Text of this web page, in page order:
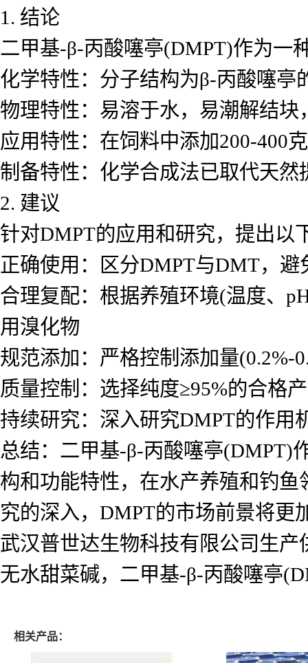
1. 结论
二甲基-β-丙酸噻亭(DMPT)作为一
化学特性：分子结构为β-丙酸噻
物理特性：易溶于水，易潮解结
应用特性：在饲料中添加200-400
制备特性：化学合成法已取代天
2. 建议
针对DMPT的应用和研究，提出以
正确使用：区分DMPT与DMT，
合理复配：根据养殖环境(温度、
用溴化物
规范添加：严格控制添加量(0.2%-
质量控制：选择纯度≥95%的合格
持续研究：深入研究DMPT的作用
总结：二甲基-β-丙酸噻亭(DMPT)
构和功能特性，在水产养殖和钓
究的深入，DMPT的市场前景将更
武汉普世达生物科技有限公司生
无水甜菜碱，二甲基-β-丙酸噻亭
相关产品：